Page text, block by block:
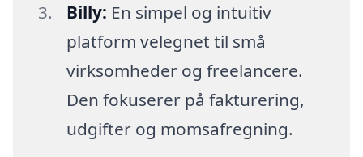
Billy: En simpel og intuitiv
platform velegnet til små
virksomheder og freelancere.
Den fokuserer på fakturering,
udgifter og momsafregning.